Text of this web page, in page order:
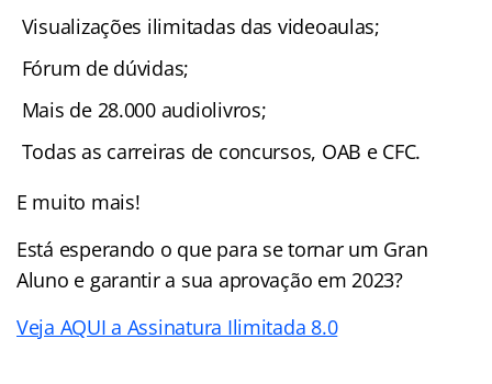
Visualizações ilimitadas das videoaulas;
Fórum de dúvidas;
Mais de 28.000 audiolivros;
Todas as carreiras de concursos, OAB e CFC.
E muito mais!
Está esperando o que para se tornar um Gran
Aluno e garantir a sua aprovação em 2023?
Veja AQUI a Assinatura Ilimitada 8.0